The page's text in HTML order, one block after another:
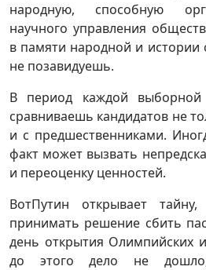
народную, способную
научного управления
в памяти народной и истории
не позавидуешь.
В период каждой выборной
сравниваешь кандидатов не
и с предшественниками.
факт может вызвать
и переоценку ценностей.
ВотПутин открывает
принимать решение сбить
день открытия Олимпийских
до этого дело не